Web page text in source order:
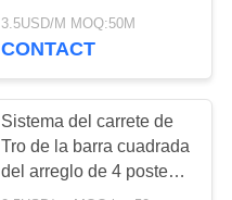
barra de distribución
terminan el carril del
3.5USD/M MOQ:50M
CONTACT
Sistema del carrete de
Tro de la barra cuadrada
del arreglo de 4 postes
alto para la barra de